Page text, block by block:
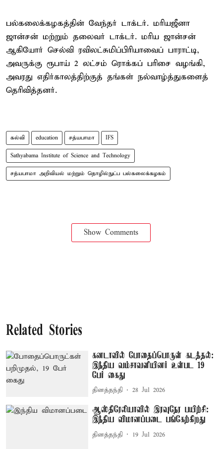
பல்கலைக்கழகத்தின் வேந்தர் டாக்டர். மரியஜீனா
ஜான்சன் மற்றும் தலைவர் டாக்டர். மரிய ஜான்சன்
ஆகியோர் செல்வி ரவிலட்சுமிப்பிரியாவைப் பாராட்டி,
அவருக்கு ரூபாய் 2 லட்சம் ரொக்கப் பரிசை வழங்கி,
அவரது எதிர்காலத்திற்குத் தங்கள் நல்வாழ்த்துகளைத்
தெரிவித்தனர்.
கல்வி education சத்யபாமா IFS
Sathyabama Institute of Science and Technology
சத்யபாமா அறிவியல் மற்றும் தொழில்நுட்ப பல்கலைக்கழகம்
Show Comments
Related Stories
கனடாவில் போதைப்பொருள் கடத்தல்:
இந்திய வம்சாவளியினர் உள்பட 19
பேர் கைது
தினத்தந்தி 28 Jul 2026
ஆஸ்திரேலியாவில் இரவுநேர பயிற்சி:
இந்திய விமானப்படை பங்கேற்கிறது
தினத்தந்தி 19 Jul 2026